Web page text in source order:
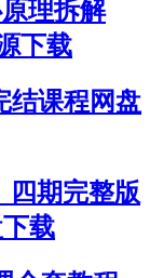
理拆解
下载
结课程网盘
四期完整版
载